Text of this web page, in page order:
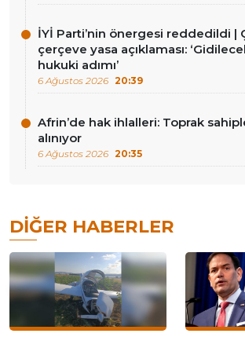
İYİ Parti’nin önergesi reddedildi |
çerçeve yasa açıklaması:
hukuki adımı’
6 Ağustos 2026 20:39
Afrin’de hak ihlalleri: Toprak
alınıyor
6 Ağustos 2026 20:35
DIĞER HABERLER